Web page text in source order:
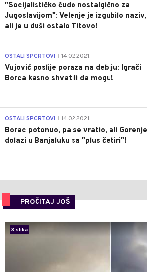
"Socijalističko čudo nostalgično za
Jugoslavijom": Velenje je izgubilo naziv,
ali je u duši ostalo Titovo!
OSTALI SPORTOVI 14.02.2021.
Vujović poslije poraza na debiju: Igrači
Borca kasno shvatili da mogu!
OSTALI SPORTOVI 14.02.2021.
Borac potonuo, pa se vratio, ali Gorenje
dolazi u Banjaluku sa "plus četiri"!
PROČITAJ JOŠ
3 slika